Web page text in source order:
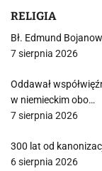
RELIGIA
Bł. Edmund
7 sierpnia 2026
Oddawał
w niemieckim obo…
7 sierpnia 2026
300 lat od
6 sierpnia 2026